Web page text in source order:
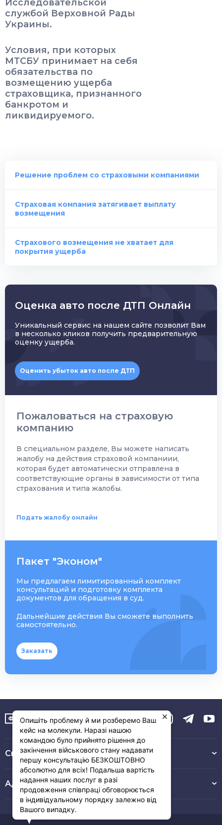
Исследовательской
службой Верховной Рады
Украины.
Условия, при которых
МТСБУ принимает на себя
обязательства по
возмещению ущерба
страховщика, признанного
банкротом и
ликвидируемого.
Решение проблем cо страховыми компаниями
Страховая компания затягивает выплату
возмещения
Страхового возмещения не хватает для
покрытия ущерба
Оценка авто после ДТП Онлайн
Уникальный сервис на нашем сайте позволит Вам
в несколько кликов получить предварительную
оценку ущерба.
Оценить убыток авто после ДТП
Пожаловаться на страховую
компанию
В специальном разделе, Вы можете написать
жалобу на действия страховой компаниии,
которая будет автоматически отправлена в
соответствующие органы в зависимости от типа
страхования и типа жалобы.
Подать жалобу онлайн
Пакет "Эконом"
Мы предлагаем лимитированный комплект
консультаций и подготовку комплекта
документов для обращения в суд.
Дальнейшие действия Вы сможете выполнить
самостоятельно.
Заказать
Связь с нами :
Адрес
Опишіть проблему й ми розберемо Ваш
кейс на молекули. Наразі нашою
командою було прийнято рішення до
закінчення військового стану надавати
першу консультацію БЕЗКОШТОВНО
абсолютно для всіх! Подальша вартість
надання наших послуг в разі
продовження співпраці обговорюється
в індивідуальному порядку залежно від
Вашого випадку.